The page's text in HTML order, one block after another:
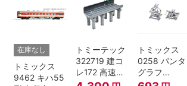
在庫なし
トミックス
9462 キハ55
トミーテック
322719 建コ
レ172 高速道
路 Ｎゲージ
トミックス
0258 パンタ
グラフ
PT4811N 2個